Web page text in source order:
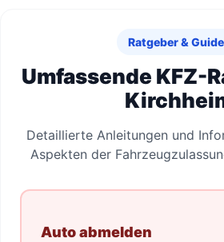
Ratgeber &
Umfassende KFZ-
Detaillierte Anleitungen und
Aspekten der
Auto abmelden